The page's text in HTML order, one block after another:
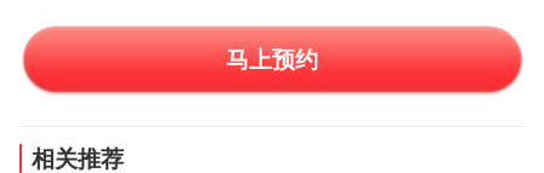
马上预约
相关推荐